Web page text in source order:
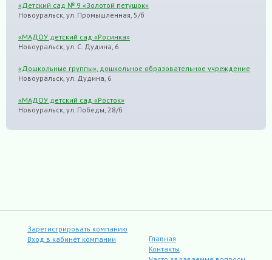
«Детский сад № 9 «Золотой петушок»
Новоуральск, ул. Промышленная, 5/б
«МАДОУ детский сад «Росинка»
Новоуральск, ул. С. Дудина, 6
«Дошкольные группы», дошкольное образовательное учреждение
Новоуральск, ул. Дудина, 6
«МАДОУ детский сад «Росток»
Новоуральск, ул. Победы, 28/б
Зарегистрировать компанию
Вход в кабинет компании
Главная
Контакты